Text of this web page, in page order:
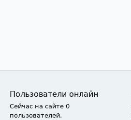
Пользователи онлайн
Сейчас на сайте 0
пользователей.